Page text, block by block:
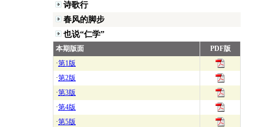
诗歌行
春风的脚步
也说“仁学”
本期版面
PDF版
·第1版
·第2版
·第3版
·第4版
·第5版